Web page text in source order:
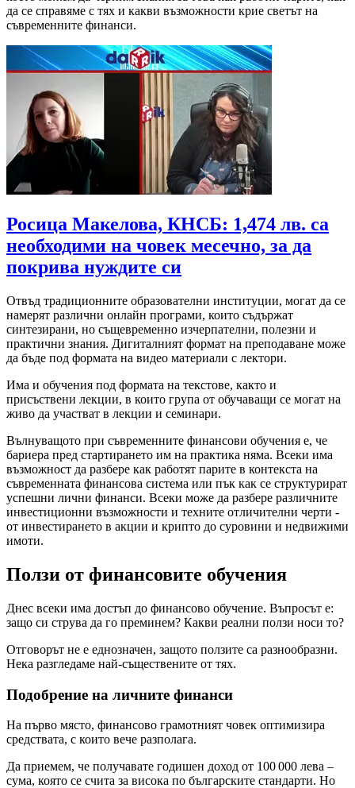
да се справяме с тях и какви възможности крие светът на
съвременните финанси.
Росица Макелова, КНСБ: 1,474 лв. са
необходими на човек месечно, за да
покрива нуждите си
Отвъд традиционните образователни институции, могат да се
намерят различни онлайн програми, които съдържат
синтезирани, но същевременно изчерпателни, полезни и
практични знания. Дигиталният формат на преподаване може
да бъде под формата на видео материали с лектори.
Има и обучения под формата на текстове, както и
присъствени лекции, в които група от обучаващи се могат на
живо да участват в лекции и семинари.
Вълнуващото при съвременните финансови обучения е, че
бариера пред стартирането им на практика няма. Всеки има
възможност да разбере как работят парите в контекста на
съвременната финансова система или пък как се структурират
успешни лични финанси. Всеки може да разбере различните
инвестиционни възможности и техните отличителни черти -
от инвестирането в акции и крипто до суровини и недвижими
имоти.
Ползи от финансовите обучения
Днес всеки има достъп до финансово обучение. Въпросът е:
защо си струва да го преминем? Какви реални ползи носи то?
Отговорът не е еднозначен, защото ползите са разнообразни.
Нека разгледаме най-съществените от тях.
Подобрение на личните финанси
На първо място, финансово грамотният човек оптимизира
средствата, с които вече разполага.
Да приемем, че получавате годишен доход от 100 000 лева –
сума, която се счита за висока по българските стандарти. Но